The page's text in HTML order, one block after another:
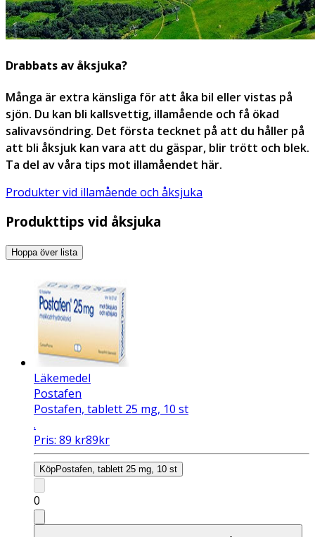
Drabbats av åksjuka?
Många är extra känsliga för att åka bil eller vistas på
sjön. Du kan bli kallsvettig, illamående och få ökad
salivavsöndring. Det första tecknet på att du håller på
att bli åksjuk kan vara att du gäspar, blir trött och blek.
Ta del av våra tips mot illamåendet här.
Produkter vid illamående och åksjuka
Produkttips vid åksjuka
Hoppa över lista
Läkemedel
Postafen
Postafen, tablett 25 mg, 10 st
.
Pris: 89 kr89kr
KöpPostafen, tablett 25 mg, 10 st
0